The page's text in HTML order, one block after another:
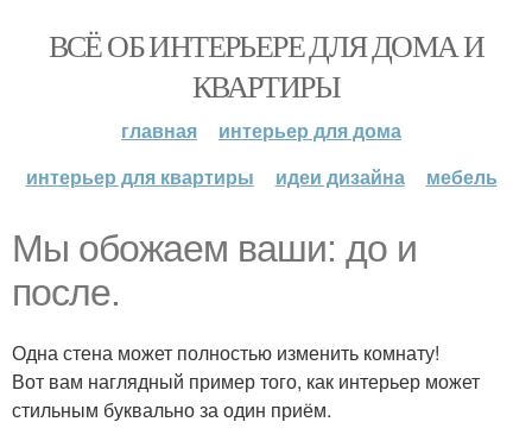
ВСЁ ОБ ИНТЕРЬЕРЕ ДЛЯ ДОМА И
КВАРТИРЫ
главная
интерьер для дома
интерьер для квартиры
идеи дизайна мебель
Мы обожаем ваши: до и
после.
Одна стена может полностью изменить комнату!
Вот вам наглядный пример того, как интерьер может
стильным буквально за один приём.